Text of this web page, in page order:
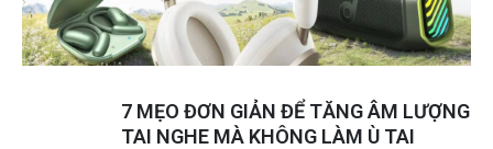
7 MẸO ĐƠN GIẢN ĐỂ TĂNG ÂM LƯỢNG
TAI NGHE MÀ KHÔNG LÀM Ù TAI